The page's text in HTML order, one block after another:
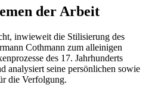
der Arbeit
inwieweit die Stilisierung des
Cothmann zum alleinigen
des 17. Jahrhunderts
analysiert seine persönlichen sowie
die Verfolgung.